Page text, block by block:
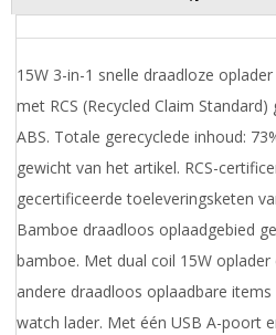
15W 3-in-1 snelle draadloze
met RCS (Recycled Claim
ABS. Totale gerecyclede inhoud:
gewicht van het artikel. RCS-
gecertificeerde toeleveringsketen
Bamboe draadloos oplaadgebied
bamboe. Met dual coil 15W
andere draadloos oplaadbare
watch lader. Met één USB A-poort